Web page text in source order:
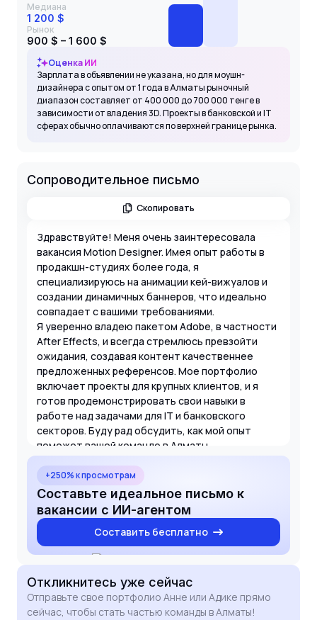
Медиана
1 200 $
Рынок
900 $ – 1 600 $
Оценка ИИ
Зарплата в объявлении не указана, но для моушн-
дизайнера с опытом от 1 года в Алматы рыночный
диапазон составляет от 400 000 до 700 000 тенге в
зависимости от владения 3D. Проекты в банковской и IT
сферах обычно оплачиваются по верхней границе рынка.
Сопроводительное письмо
Скопировать
Здравствуйте! Меня очень заинтересовала
вакансия Motion Designer. Имея опыт работы в
продакшн-студиях более года, я
специализируюсь на анимации кей-вижуалов и
создании динамичных баннеров, что идеально
совпадает с вашими требованиями.
Я уверенно владею пакетом Adobe, в частности
After Effects, и всегда стремлюсь превзойти
ожидания, создавая контент качественнее
предложенных референсов. Мое портфолио
включает проекты для крупных клиентов, и я
готов продемонстрировать свои навыки в
работе над задачами для IT и банковского
секторов. Буду рад обсудить, как мой опыт
поможет вашей команде в Алматы.
+250% к просмотрам
Составьте идеальное письмо к
вакансии с ИИ-агентом
Составить бесплатно
Откликнитесь уже сейчас
Отправьте свое портфолио Анне или Адике прямо
сейчас, чтобы стать частью команды в Алматы!